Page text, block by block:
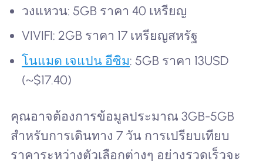
วงแหวน: 5GB ราคา 40 เหรียญ
VIVIFI: 2GB ราคา 17 เหรียญสหรัฐ
โนแมด เจแปน อีซิม: 5GB ราคา 13USD
(~$17.40)
คุณอาจต้องการข้อมูลประมาณ 3GB-5GB
สำหรับการเดินทาง 7 วัน การเปรียบเทียบ
ราคาระหว่างตัวเลือกต่างๆ อย่างรวดเร็วจะ